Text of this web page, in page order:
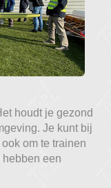
houdt je gezond
Je kunt bij
om te trainen
een